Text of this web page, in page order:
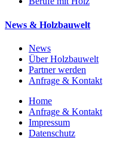
News & Holzbauwelt
News
Über Holzbauwelt
Partner werden
Anfrage & Kontakt
Home
Anfrage & Kontakt
Impressum
Datenschutz